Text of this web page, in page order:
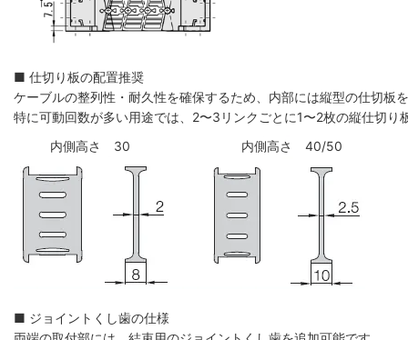
■ 仕切り板の配置推奨
ケーブルの整列性・耐久性を確保するため、内部には縦型の仕切板
特に可動回数が多い用途では、2〜3リンクごとに1〜2枚の縦仕切
内側高さ 30
内側高さ 40/50
■ ジョイントくし歯の仕様